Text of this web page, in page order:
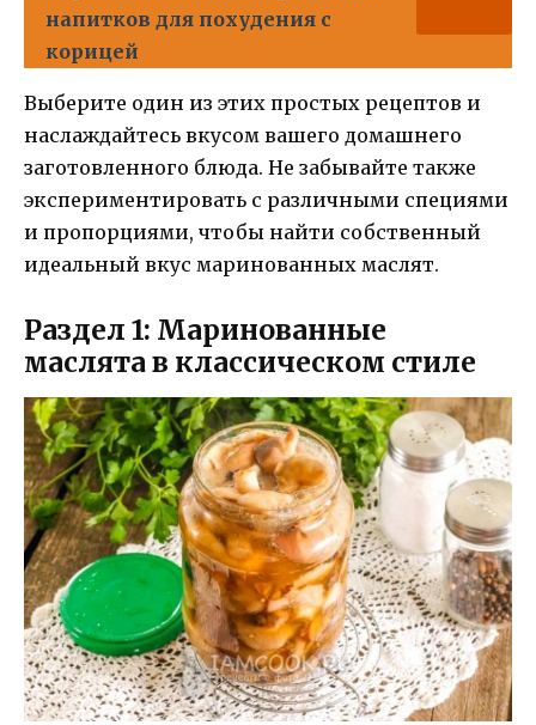
напитков для похудения с
корицей
Выберите один из этих простых рецептов и
наслаждайтесь вкусом вашего домашнего
заготовленного блюда. Не забывайте также
экспериментировать с различными специями
и пропорциями, чтобы найти собственный
идеальный вкус маринованных маслят.
Раздел 1: Маринованные
маслята в классическом стиле